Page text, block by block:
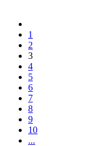
1
2
3
4
5
6
7
8
9
10
...